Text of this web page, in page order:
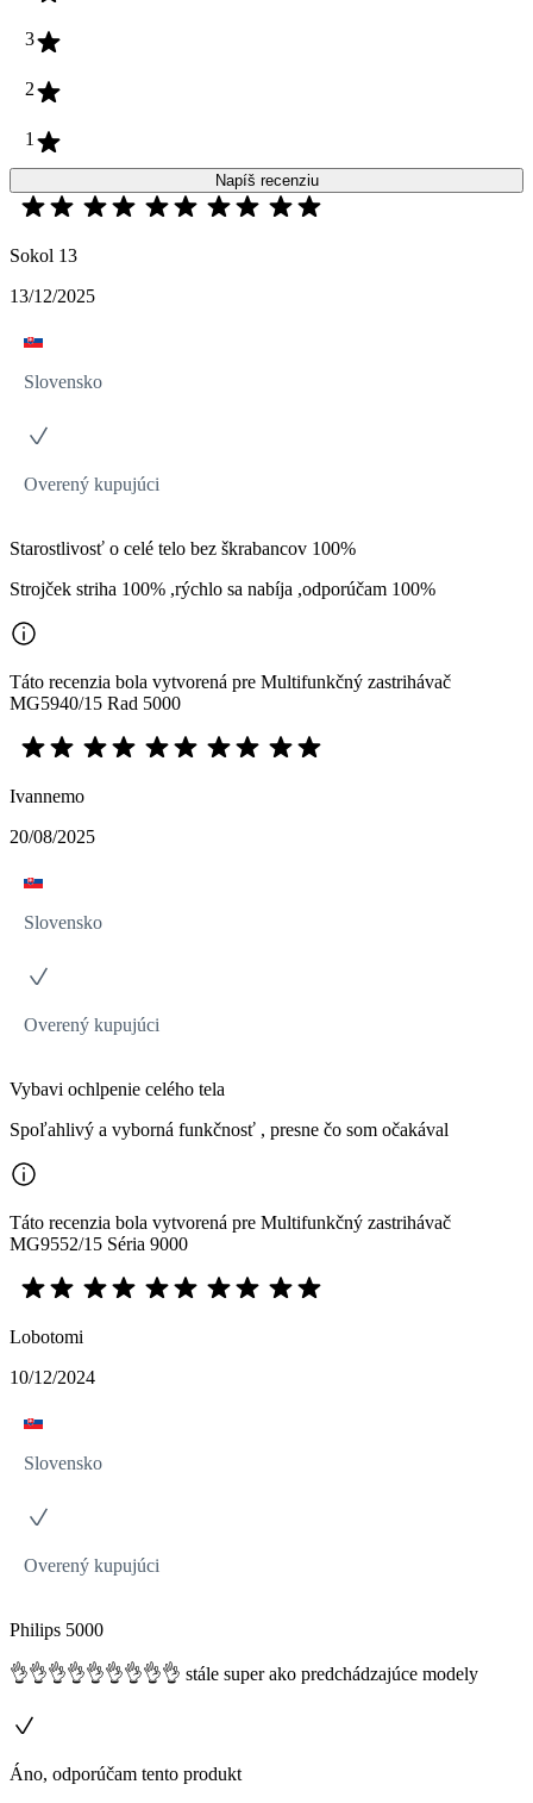
3
2
1
Napíš recenziu
Sokol 13
13/12/2025
Slovensko
Overený kupujúci
Starostlivosť o celé telo bez škrabancov 100%
Strojček striha 100% ,rýchlo sa nabíja ,odporúčam 100%
Táto recenzia bola vytvorená pre Multifunkčný zastrihávač
MG5940/15 Rad 5000
Ivannemo
20/08/2025
Slovensko
Overený kupujúci
Vybavi ochlpenie celého tela
Spoľahlivý a vyborná funkčnosť , presne čo som očakával
Táto recenzia bola vytvorená pre Multifunkčný zastrihávač
MG9552/15 Séria 9000
Lobotomi
10/12/2024
Slovensko
Overený kupujúci
Philips 5000
👌👌👌👌👌👌👌👌👌 stále super ako predchádzajúce modely
Áno, odporúčam tento produkt